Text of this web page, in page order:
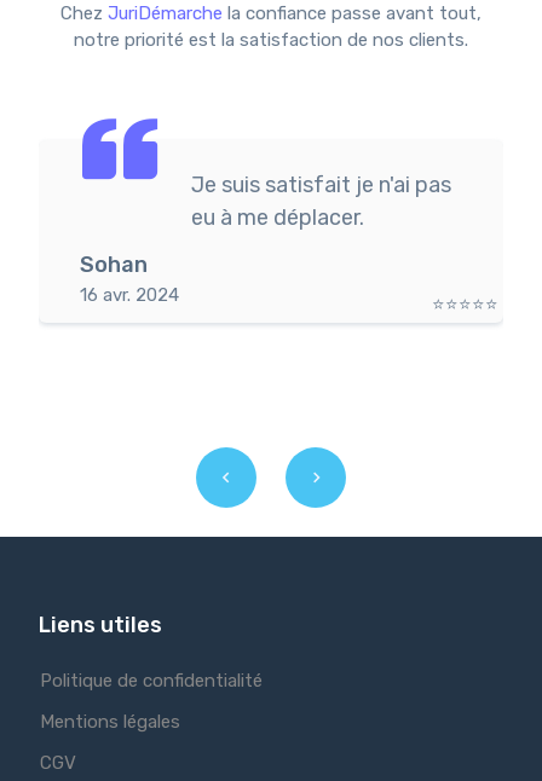
Chez JuriDémarche la confiance passe avant tout,
notre priorité est la satisfaction de nos clients.
Je suis satisfait je n'ai pas
eu à me déplacer.
Sohan
16 avr. 2024 ⭐⭐⭐⭐⭐
Liens utiles
Politique de confidentialité
Mentions légales
CGV